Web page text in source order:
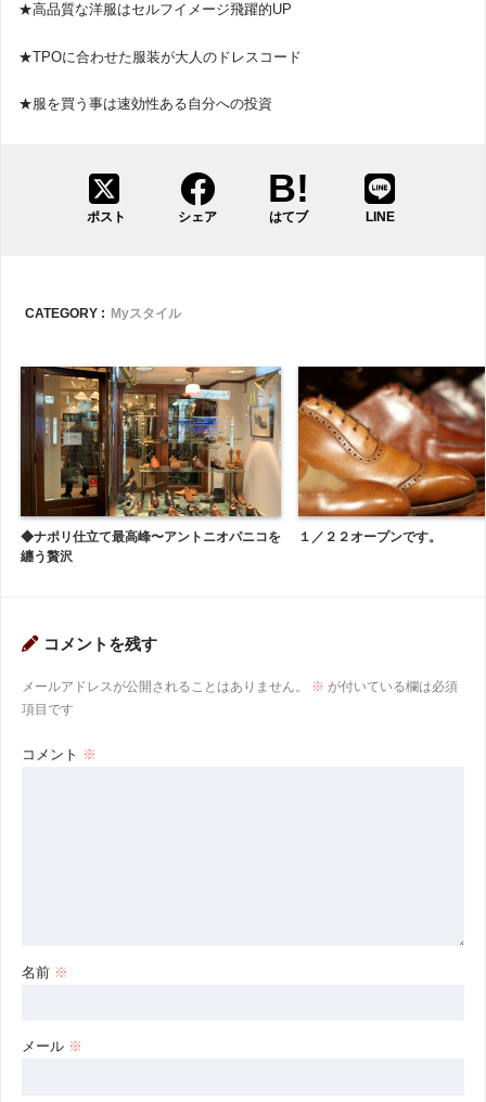
★高品質な洋服はセルフイメージ飛躍的UP
★TPOに合わせた服装が大人のドレスコード
★服を買う事は速効性ある自分への投資
ポスト シェア はてブ LINE
CATEGORY : Myスタイル
◆ナポリ仕立て最高峰〜アントニオパニコを
纏う贅沢
１／２２オープンです。
コメントを残す
メールアドレスが公開されることはありません。 ※ が付いている欄は必須
項目です
コメント ※
名前 ※
メール ※